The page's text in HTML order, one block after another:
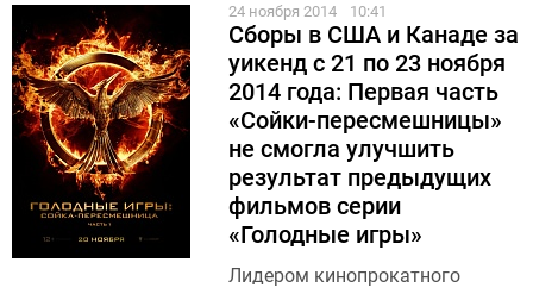
24 ноября 2014 10:41
Сборы в США и Канаде за
уикенд с 21 по 23 ноября
2014 года: Первая часть
«Сойки-пересмешницы»
не смогла улучшить
результат предыдущих
фильмов серии
«Голодные игры»
Лидером кинопрокатного